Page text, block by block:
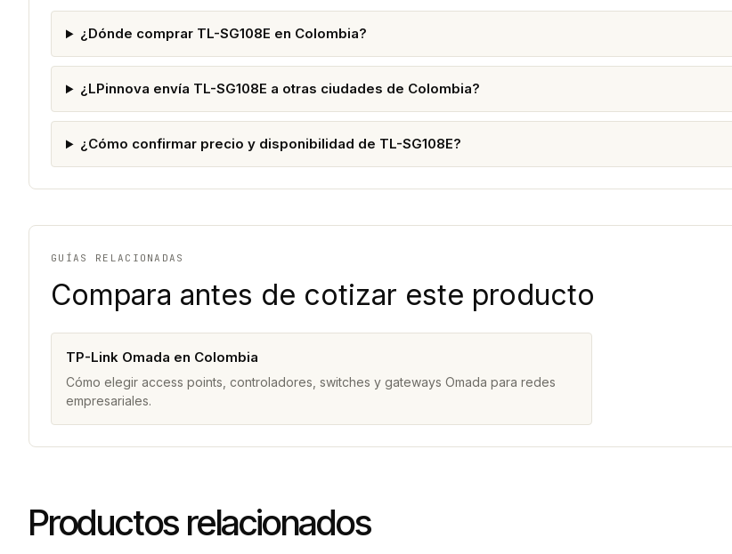
¿Dónde comprar TL-SG108E en Colombia?
¿LPinnova envía TL-SG108E a otras ciudades de Colombia?
¿Cómo confirmar precio y disponibilidad de TL-SG108E?
GUÍAS RELACIONADAS
Compara antes de cotizar este producto
TP-Link Omada en Colombia
Cómo elegir access points, controladores, switches y gateways Omada para redes
empresariales.
Productos relacionados